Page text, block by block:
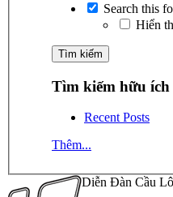
Search this
Hiển
Tìm kiếm hữu ích
Recent Posts
Thêm...
Diễn Đàn Cầu